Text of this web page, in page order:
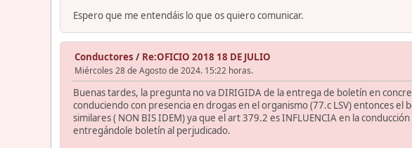
Espero que me entendáis lo que os quiero comunicar.
Conductores / Re:OFICIO 2018 18 DE JULIO
Miércoles 28 de Agosto de 2024. 15:22 horas.
Buenas tardes, la pregunta no va DIRIGIDA de la entrega de boletín en
conduciendo con presencia en drogas en el organismo (77.c LSV) entonces
similares ( NON BIS IDEM) ya que el art 379.2 es INFLUENCIA en la
entregándole boletín al perjudicado.